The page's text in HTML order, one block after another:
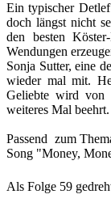
Ein typischer
doch längst nicht
den besten
Wendungen
Sonja Sutter, eine
wieder mal mit.
Geliebte wird von
weiteres Mal beehrt.
Passend zum
Song "Money,
Als Folge 59